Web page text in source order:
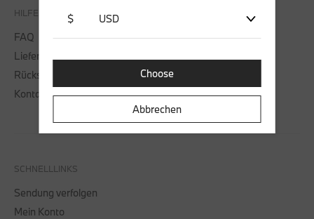
HILFE & KONTAKT
FAQ
Lieferung
Rücksendung
Kontaktieren Sie uns
SCHNELLLINKS
Sendung verfolgen
Mein Konto
$ USD
Choose
Abbrechen